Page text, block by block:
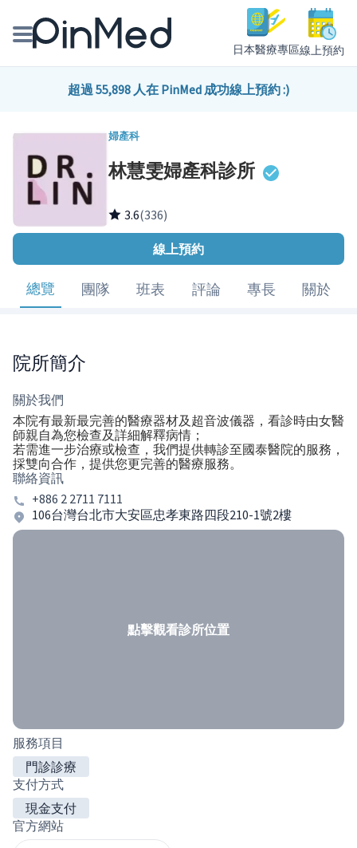
日本醫療專區線上預約
線上預約醫師、院所
健康主題館
我是醫療人員
超過 55,898 人在 PinMed 成功線上預約 :)
婦產科
林慧雯婦產科診所
3.6(336)
線上預約
總覽 團隊 班表 評論 專長 關於
院所簡介
關於我們
本院有最新最完善的醫療器材及超音波儀器，看診時由女醫
師親自為您檢查及詳細解釋病情；
若需進一步治療或檢查，我們提供轉診至國泰醫院的服務，
採雙向合作，提供您更完善的醫療服務。
聯絡資訊
+886 2 2711 7111
106台灣台北市大安區忠孝東路四段210-1號2樓
點擊觀看診所位置
服務項目
門診診療
支付方式
現金支付
官方網站